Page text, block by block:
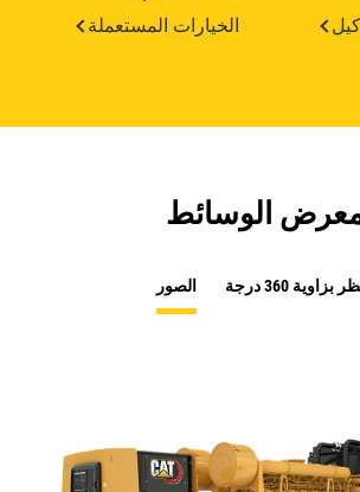
الخيارات المستعملة
الوسائط
الصور بزاوية 360 درجة